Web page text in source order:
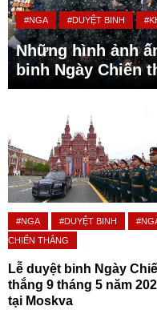
#NGA #DUYỆT BINH
Những hình ảnh
binh Ngày Chiến
#NGA #DUYỆT BINH
CHIẾN THẮNG
Lễ duyệt binh Ngày
thắng 9 tháng 5 năm
tại Moskva